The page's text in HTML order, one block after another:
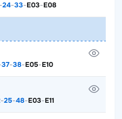
24-33-E03-E08
37-38-E05-E10
-25-48-E03-E11